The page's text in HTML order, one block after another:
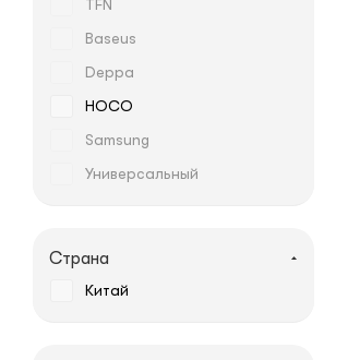
TFN
Baseus
Deppa
HOCO
Samsung
Универсальный
Страна
Китай